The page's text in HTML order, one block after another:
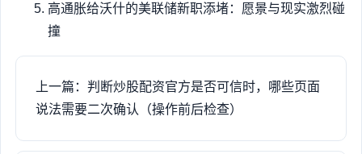
高通胀给沃什的美联储新职添堵：愿景与现实激烈碰
撞
上一篇：判断炒股配资官方是否可信时，哪些页面
说法需要二次确认（操作前后检查）